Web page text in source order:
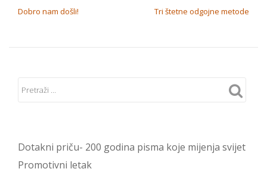
Dobro nam došli! Tri štetne odgojne metode
Dotakni priču- 200 godina pisma koje mijenja svijet
Promotivni letak